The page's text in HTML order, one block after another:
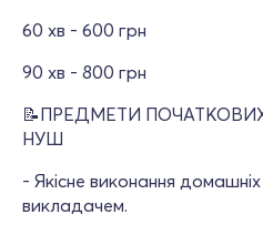
60 хв - 600 грн
90 хв - 800 грн
📝ПРЕДМЕТИ ПОЧАТКОВИХ
НУШ
- Якісне виконання
викладачем.